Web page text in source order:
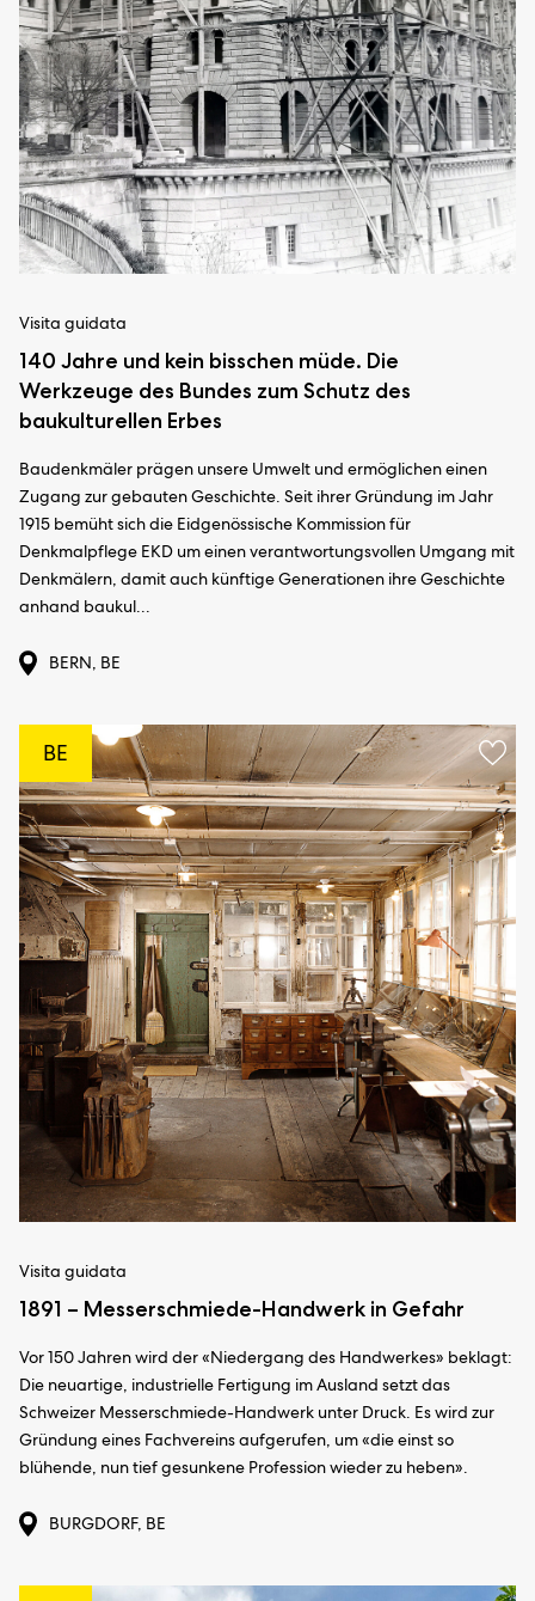
Visita guidata
140 Jahre und kein bisschen müde. Die
Werkzeuge des Bundes zum Schutz des
baukulturellen Erbes
Baudenkmäler prägen unsere Umwelt und ermöglichen einen
Zugang zur gebauten Geschichte. Seit ihrer Gründung im Jahr
1915 bemüht sich die Eidgenössische Kommission für
Denkmalpflege EKD um einen verantwortungsvollen Umgang mit
Denkmälern, damit auch künftige Generationen ihre Geschichte
anhand baukul...
BERN, BE
BE
Visita guidata
1891 – Messerschmiede-Handwerk in Gefahr
Vor 150 Jahren wird der «Niedergang des Handwerkes» beklagt:
Die neuartige, industrielle Fertigung im Ausland setzt das
Schweizer Messerschmiede-Handwerk unter Druck. Es wird zur
Gründung eines Fachvereins aufgerufen, um «die einst so
blühende, nun tief gesunkene Profession wieder zu heben».
BURGDORF, BE